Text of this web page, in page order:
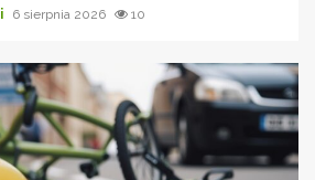
6 sierpnia 2026 10